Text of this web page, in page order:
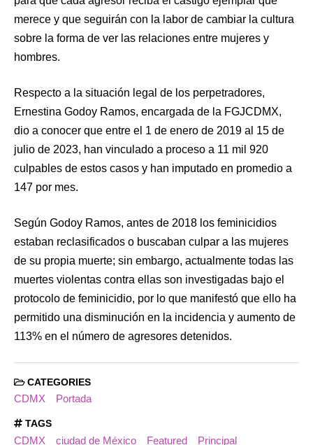
merece y que seguirán con la labor de cambiar la cultura
sobre la forma de ver las relaciones entre mujeres y
hombres.
Respecto a la situación legal de los perpetradores,
Ernestina Godoy Ramos, encargada de la FGJCDMX,
dio a conocer que entre el 1 de enero de 2019 al 15 de
julio de 2023, han vinculado a proceso a 11 mil 920
culpables de estos casos y han imputado en promedio a
147 por mes.
Según Godoy Ramos, antes de 2018 los feminicidios
estaban reclasificados o buscaban culpar a las mujeres
de su propia muerte; sin embargo, actualmente todas las
muertes violentas contra ellas son investigadas bajo el
protocolo de feminicidio, por lo que manifestó que ello ha
permitido una disminución en la incidencia y aumento de
113% en el número de agresores detenidos.
CATEGORIES
CDMX Portada
TAGS
CDMX ciudad de México Featured Principal